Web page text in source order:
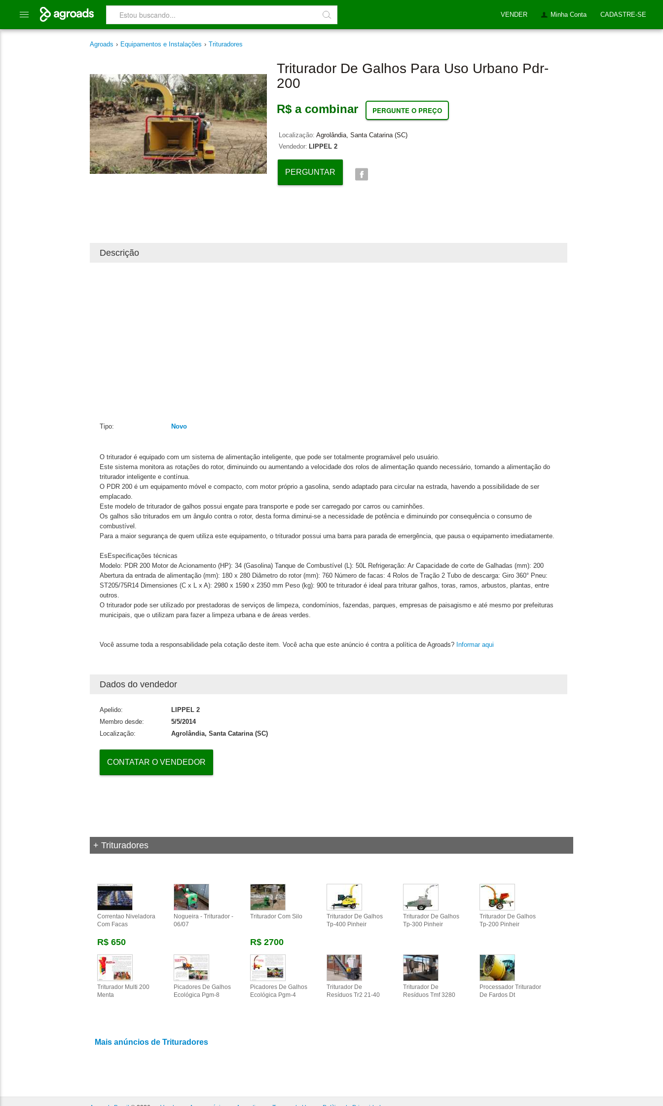
VENDER Minha Conta CADASTRE-SE
Agroads › Equipamentos e Instalações › Trituradores
Triturador De Galhos Para Uso Urbano Pdr-
200
R$ a combinar PERGUNTE O PREÇO
Localização: Agrolândia, Santa Catarina (SC)
Vendedor: LIPPEL 2
PERGUNTAR
Descrição
Tipo: Novo
O triturador é equipado com um sistema de alimentação inteligente, que pode ser totalmente programável pelo usuário.
Este sistema monitora as rotações do rotor, diminuindo ou aumentando a velocidade dos rolos de alimentação quando necessário, tornando a alimentação do
triturador inteligente e contínua.
O PDR 200 é um equipamento móvel e compacto, com motor próprio a gasolina, sendo adaptado para circular na estrada, havendo a possibilidade de ser
emplacado.
Este modelo de triturador de galhos possui engate para transporte e pode ser carregado por carros ou caminhões.
Os galhos são triturados em um ângulo contra o rotor, desta forma diminui-se a necessidade de potência e diminuindo por consequência o consumo de
combustível.
Para a maior segurança de quem utiliza este equipamento, o triturador possui uma barra para parada de emergência, que pausa o equipamento imediatamente.
EsEspecificações técnicas
Modelo: PDR 200 Motor de Acionamento (HP): 34 (Gasolina) Tanque de Combustível (L): 50L Refrigeração: Ar Capacidade de corte de Galhadas (mm): 200
Abertura da entrada de alimentação (mm): 180 x 280 Diâmetro do rotor (mm): 760 Número de facas: 4 Rolos de Tração 2 Tubo de descarga: Giro 360° Pneu:
ST205/75R14 Dimensiones (C x L x A): 2980 x 1590 x 2350 mm Peso (kg): 900 te triturador é ideal para triturar galhos, toras, ramos, arbustos, plantas, entre
outros.
O triturador pode ser utilizado por prestadoras de serviços de limpeza, condomínios, fazendas, parques, empresas de paisagismo e até mesmo por prefeituras
municipais, que o utilizam para fazer a limpeza urbana e de áreas verdes.
Você assume toda a responsabilidade pela cotação deste item. Você acha que este anúncio é contra a política de Agroads? Informar aqui
Dados do vendedor
Apelido:
LIPPEL 2
Membro desde:
5/5/2014
Localização:
Agrolândia, Santa Catarina (SC)
CONTATAR O VENDEDOR
+ Trituradores
Correntao Niveladora
Com Facas
R$ 650
Nogueira - Triturador -
06/07
Triturador Com Silo
R$ 2700
Triturador De Galhos
Tp-400 Pinheir
Triturador De Galhos
Tp-300 Pinheir
Triturador De Galhos
Tp-200 Pinheir
Triturador Multi 200
Menta
Picadores De Galhos
Ecológica Pgm-8
Picadores De Galhos
Ecológica Pgm-4
Triturador De
Resíduos Tr2 21-40
Triturador De
Resíduos Tmf 3280
Processador Triturador
De Fardos Dt
Mais anúncios de Trituradores